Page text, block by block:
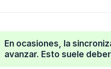
En ocasiones, la
avanzar. Esto suele